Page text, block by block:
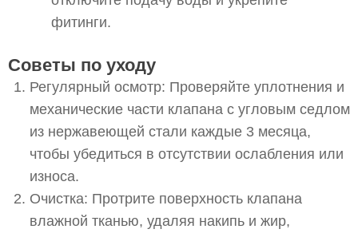
фитинги.
Советы по уходу
Регулярный осмотр: Проверяйте уплотнения и
механические части клапана с угловым седлом
из нержавеющей стали каждые 3 месяца,
чтобы убедиться в отсутствии ослабления или
износа.
Очистка: Протрите поверхность клапана
влажной тканью, удаляя накипь и жир,